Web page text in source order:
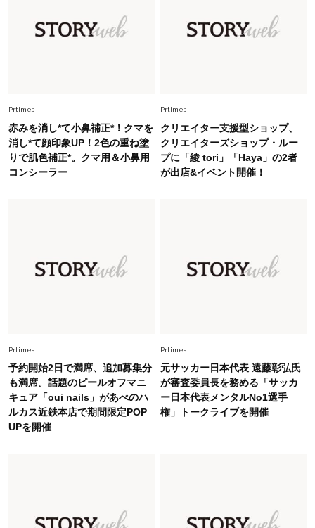
Prtimes
赤みを消し*て小鼻補正*！クマを
消し*て顔印象UP！2色の重ね塗
りで肌色補正*。クマ用＆小鼻用
コンシーラー
Prtimes
クリエイター支援型ショップ、
クリエイターズショップ・ルー
プに「綾 tori」「Haya」の2者
が出店&イベント開催！
Prtimes
予約開始2日で満席、追加募集分
も満席。話題のピールオフマニ
キュア「oui nails」があべのハ
ルカス近鉄本店で期間限定POP
UPを開催
Prtimes
元サッカー日本代表 遠藤彰弘氏
が審査委員長を務める「サッカ
ー日本代表メンタルNo1選手
権」トークライブを開催